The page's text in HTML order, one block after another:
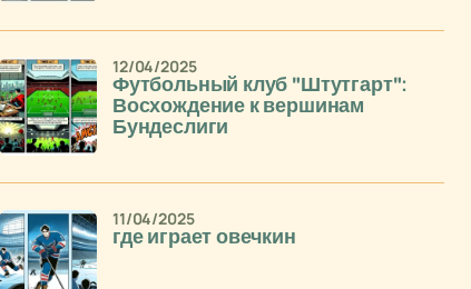
Футбольный клуб "Штутгарт":
Восхождение к вершинам
Бундеслиги
12/04/2025
где играет овечкин
11/04/2025